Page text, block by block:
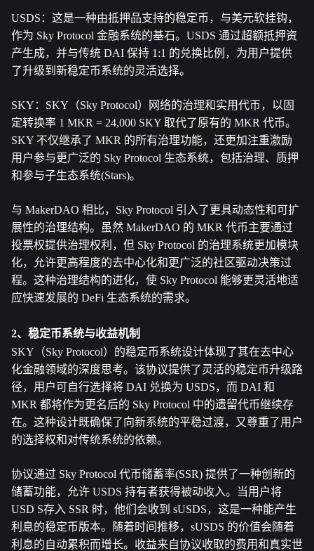
USDS：这是一种由抵押品支持的稳定币，与美元软挂钩，
作为 Sky Protocol 金融系统的基石。USDS 通过超额抵押资
产生成，并与传统 DAI 保持 1:1 的兑换比例，为用户提供
了升级到新稳定币系统的灵活选择。
SKY：SKY（Sky Protocol）网络的治理和实用代币，以固
定转换率 1 MKR = 24,000 SKY 取代了原有的 MKR 代币。
SKY 不仅继承了 MKR 的所有治理功能，还更加注重激励
用户参与更广泛的 Sky Protocol 生态系统，包括治理、质押
和参与子生态系统(Stars)。
与 MakerDAO 相比，Sky Protocol 引入了更具动态性和可扩
展性的治理结构。虽然 MakerDAO 的 MKR 代币主要通过
投票权提供治理权利，但 Sky Protocol 的治理系统更加模块
化，允许更高程度的去中心化和更广泛的社区驱动决策过
程。这种治理结构的进化，使 Sky Protocol 能够更灵活地适
应快速发展的 DeFi 生态系统的需求。
2、稳定币系统与收益机制
SKY（Sky Protocol）的稳定币系统设计体现了其在去中心
化金融领域的深度思考。该协议提供了灵活的稳定币升级路
径，用户可自行选择将 DAI 兑换为 USDS，而 DAI 和
MKR 都将作为更名后的 Sky Protocol 中的遗留代币继续存
在。这种设计既确保了向新系统的平稳过渡，又尊重了用户
的选择权和对传统系统的依赖。
协议通过 Sky Protocol 代币储蓄率(SSR) 提供了一种创新的
储蓄功能，允许 USDS 持有者获得被动收入。当用户将
USD S存入 SSR 时，他们会收到 sUSDS，这是一种能产生
利息的稳定币版本。随着时间推移，sUSDS 的价值会随着
利息的自动累积而增长。收益来自协议收取的费用和真实世